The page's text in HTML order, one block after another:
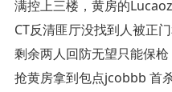
满控上三楼，黄房的
CT反清匪厅没找到人被正
剩余两人回防无望只能保
抢黄房拿到包点jcobbb 首